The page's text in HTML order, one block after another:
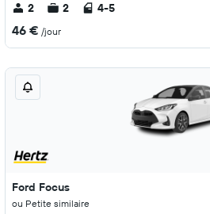
2 2 4-5
46 € /jour
Ford Focus
ou Petite similaire